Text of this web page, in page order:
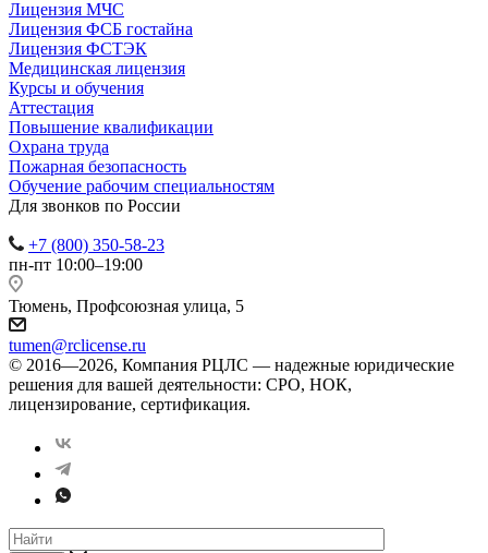
Лицензия МЧС
Лицензия ФСБ гостайна
Лицензия ФСТЭК
Медицинская лицензия
Курсы и обучения
Аттестация
Повышение квалификации
Охрана труда
Пожарная безопасность
Обучение рабочим специальностям
Для звонков по России
+7 (800) 350-58-23
пн-пт 10:00–19:00
Тюмень, Профсоюзная улица, 5
tumen@rclicense.ru
© 2016—2026, Компания РЦЛС — надежные юридические
решения для вашей деятельности: СРО, НОК,
лицензирование, сертификация.